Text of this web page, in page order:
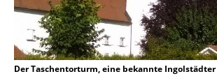
Der Taschentorturm, eine bekannte